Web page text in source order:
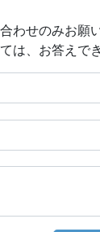
わせのみお願い
は、お答え